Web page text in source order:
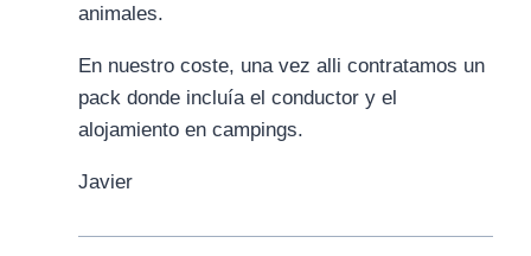
animales.
En nuestro coste, una vez alli contratamos un
pack donde incluía el conductor y el
alojamiento en campings.
Javier